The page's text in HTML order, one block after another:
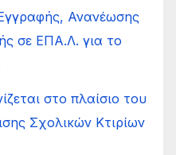
Ανανέωσης
σε ΕΠΑ.Λ. για το
στο πλαίσιο του
Σχολικών Κτιρίων